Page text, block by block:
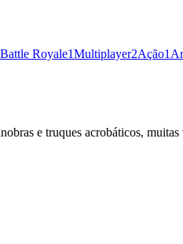
Battle Royale1Multiplayer2Ação1
e truques acrobáticos,